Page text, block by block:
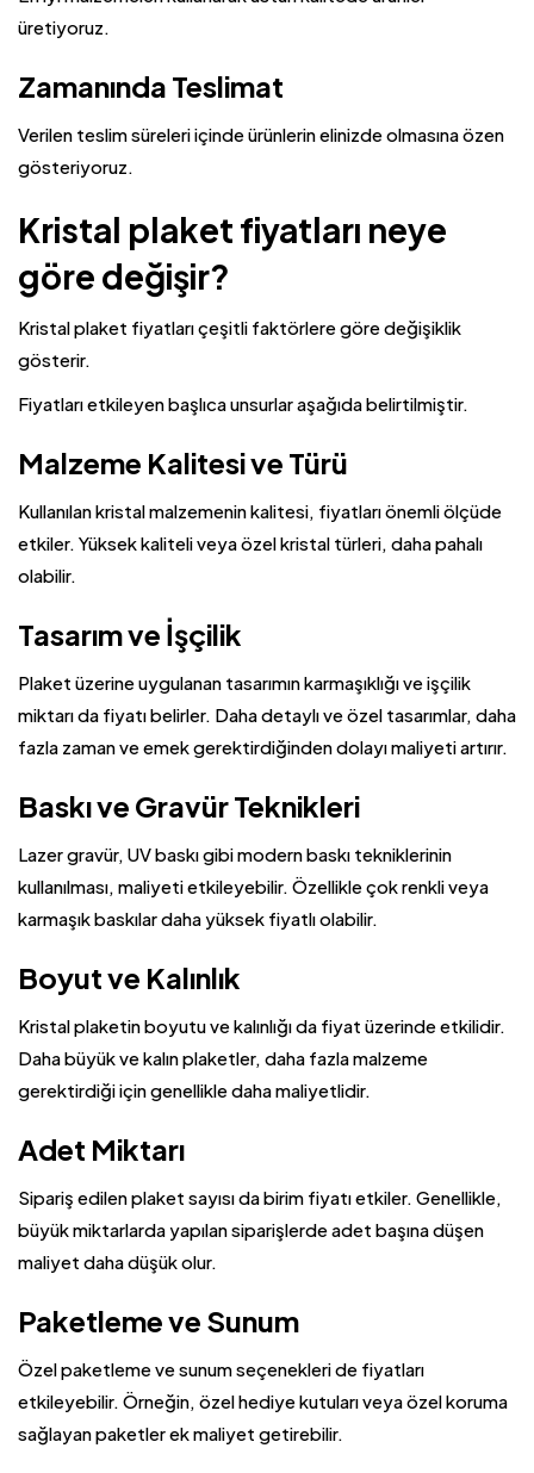
üretiyoruz.
Zamanında Teslimat
Verilen teslim süreleri içinde ürünlerin elinizde olmasına özen
gösteriyoruz.
Kristal plaket fiyatları neye
göre değişir?
Kristal plaket fiyatları çeşitli faktörlere göre değişiklik
gösterir.
Fiyatları etkileyen başlıca unsurlar aşağıda belirtilmiştir.
Malzeme Kalitesi ve Türü
Kullanılan kristal malzemenin kalitesi, fiyatları önemli ölçüde
etkiler. Yüksek kaliteli veya özel kristal türleri, daha pahalı
olabilir.
Tasarım ve İşçilik
Plaket üzerine uygulanan tasarımın karmaşıklığı ve işçilik
miktarı da fiyatı belirler. Daha detaylı ve özel tasarımlar, daha
fazla zaman ve emek gerektirdiğinden dolayı maliyeti artırır.
Baskı ve Gravür Teknikleri
Lazer gravür, UV baskı gibi modern baskı tekniklerinin
kullanılması, maliyeti etkileyebilir. Özellikle çok renkli veya
karmaşık baskılar daha yüksek fiyatlı olabilir.
Boyut ve Kalınlık
Kristal plaketin boyutu ve kalınlığı da fiyat üzerinde etkilidir.
Daha büyük ve kalın plaketler, daha fazla malzeme
gerektirdiği için genellikle daha maliyetlidir.
Adet Miktarı
Sipariş edilen plaket sayısı da birim fiyatı etkiler. Genellikle,
büyük miktarlarda yapılan siparişlerde adet başına düşen
maliyet daha düşük olur.
Paketleme ve Sunum
Özel paketleme ve sunum seçenekleri de fiyatları
etkileyebilir. Örneğin, özel hediye kutuları veya özel koruma
sağlayan paketler ek maliyet getirebilir.